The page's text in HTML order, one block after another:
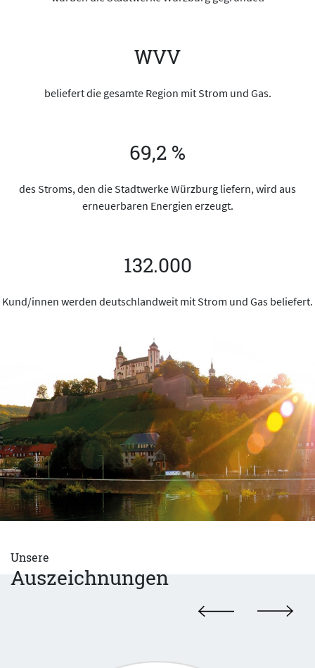
WVV
beliefert die gesamte Region mit Strom und Gas.
69,2 %
des Stroms, den die Stadtwerke Würzburg liefern, wird aus
erneuerbaren Energien erzeugt.
132.000
Kund/innen werden deutschlandweit mit Strom und Gas beliefert.
Unsere
Auszeichnungen